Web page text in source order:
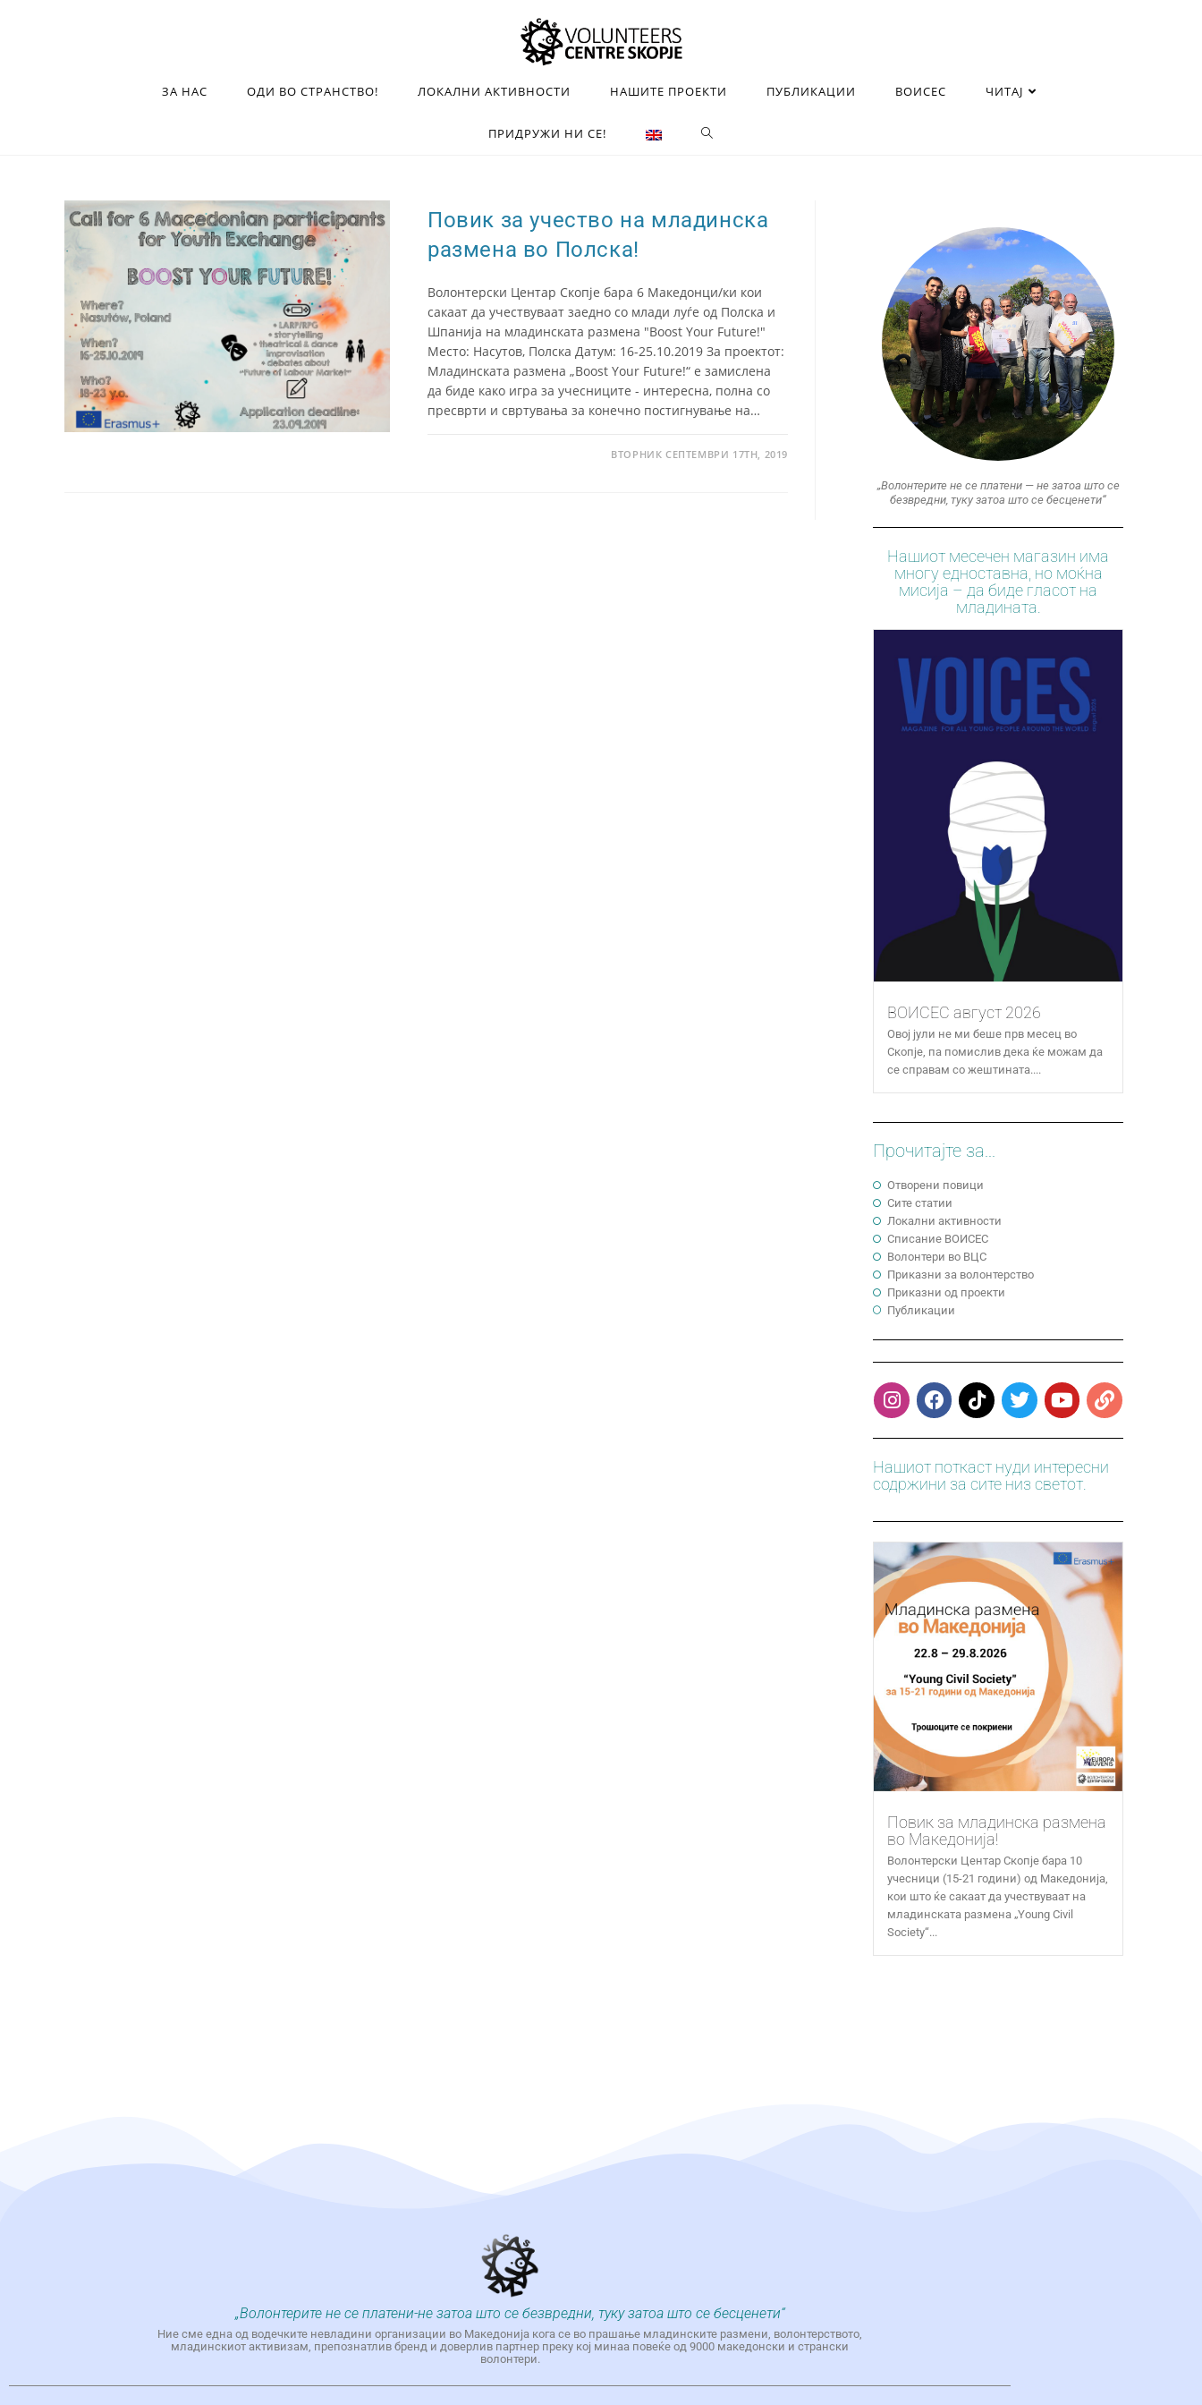
ЗА НАС ОДИ ВО СТРАНСТВО! ЛОКАЛНИ АКТИВНОСТИ НАШИТЕ ПРОЕКТИ ПУБЛИКАЦИИ ВОИСЕС ЧИТАЈ
ПРИДРУЖИ НИ СЕ!
Повик за учество на младинска
размена во Полска!
Волонтерски Центар Скопје бара 6 Македонци/ки кои
сакаат да учествуваат заедно со млади луѓе од Полска и
Шпанија на младинската размена "Boost Your Future!"
Место: Насутов, Полска Датум: 16-25.10.2019 За проектот:
Младинската размена „Boost Your Future!“ е замислена
да биде како игра за учесниците - интересна, полна со
пресврти и свртувања за конечно постигнување на…
ВТОРНИК СЕПТЕМВРИ 17TH, 2019
„Волонтерите не се платени — не затоа што се
безвредни, туку затоа што се бесценети“
Нашиот месечен магазин има
многу едноставна, но моќна
мисија – да биде гласот на
младината.
ВОИСЕС август 2026
Овој јули не ми беше прв месец во
Скопје, па помислив дека ќе можам да
се справам со жештината....
Прочитајте за...
Отворени повици
Сите статии
Локални активности
Cписание ВОИСЕС
Волонтери во ВЦС
Приказни за волонтерство
Приказни од проекти
Публикации
Нашиот поткаст нуди интересни
содржини за сите низ светот.
Повик за младинска размена
во Македонија!
Волонтерски Центар Скопје бара 10
учесници (15-21 години) од Македонија,
кои што ќе сакаат да учествуваат на
младинската размена „Young Civil
Society“...
„Волонтерите не се платени-не затоа што се безвредни, туку затоа што се бесценети“
Ние сме една од водечките невладини организации во Македонија кога се во прашање младинските размени, волонтерството,
младинскиот активизам, препознатлив бренд и доверлив партнер преку кој минаа повеќе од 9000 македонски и странски
волонтери.